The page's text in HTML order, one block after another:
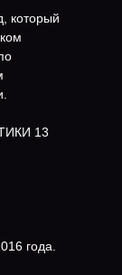
который
13
года.